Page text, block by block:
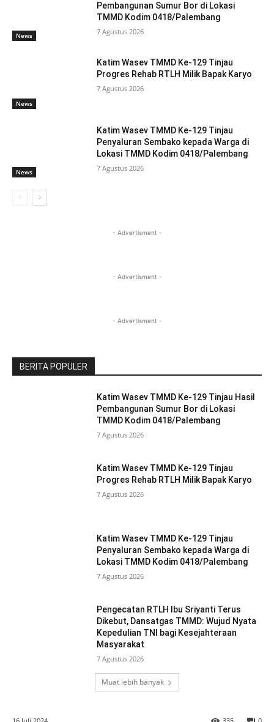
News
Pembangunan Sumur Bor di Lokasi
TMMD Kodim 0418/Palembang
7 Agustus 2026
News
Katim Wasev TMMD Ke-129 Tinjau
Progres Rehab RTLH Milik Bapak Karyo
7 Agustus 2026
News
Katim Wasev TMMD Ke-129 Tinjau
Penyaluran Sembako kepada Warga di
Lokasi TMMD Kodim 0418/Palembang
7 Agustus 2026
- Advertisment -
- Advertisment -
- Advertisment -
BERITA POPULER
Katim Wasev TMMD Ke-129 Tinjau Hasil
Pembangunan Sumur Bor di Lokasi
TMMD Kodim 0418/Palembang
7 Agustus 2026
Katim Wasev TMMD Ke-129 Tinjau
Progres Rehab RTLH Milik Bapak Karyo
7 Agustus 2026
Katim Wasev TMMD Ke-129 Tinjau
Penyaluran Sembako kepada Warga di
Lokasi TMMD Kodim 0418/Palembang
7 Agustus 2026
Pengecatan RTLH Ibu Sriyanti Terus
Dikebut, Dansatgas TMMD: Wujud Nyata
Kepedulian TNI bagi Kesejahteraan
Masyarakat
7 Agustus 2026
Muat lebih banyak